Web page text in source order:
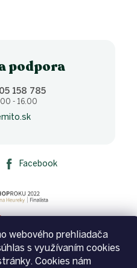
webového prehliadača
s využívaním cookies
Cookies nám
podpora
158 785
- 16.00
Facebook